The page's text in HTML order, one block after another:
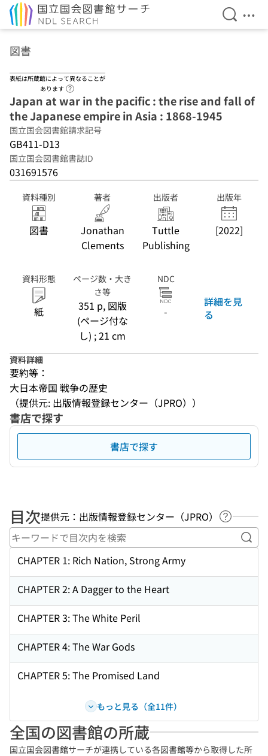
検索を
メ
図書
表紙は所蔵館によって異なることが
あります
Japan at war in the pacific : the rise and fall of
the Japanese empire in Asia : 1868-1945
国立国会図書館請求記号
GB411-D13
国立国会図書館書誌ID
031691576
資料種別
図書
著者
Jonathan
Clements
出版者
Tuttle
Publishing
出版年
[2022]
資料形態
紙
ページ数・大き
さ等
351 p, 図版
(ページ付な
し) ; 21 cm
NDC
-
詳細を見
る
資料詳細
要約等：
大日本帝国 戦争の歴史
（提供元: 出版情報登録センター（JPRO））
書店で探す
書店で探す
目次提供元：出版情報登録センター（JPRO）
ヘルプペ
キ
CHAPTER 1: Rich Nation, Strong Army
CHAPTER 2: A Dagger to the Heart
CHAPTER 3: The White Peril
CHAPTER 4: The War Gods
CHAPTER 5: The Promised Land
もっと見る（全11件）
全国の図書館の所蔵
国立国会図書館サーチが連携している各図書館等から取得した所